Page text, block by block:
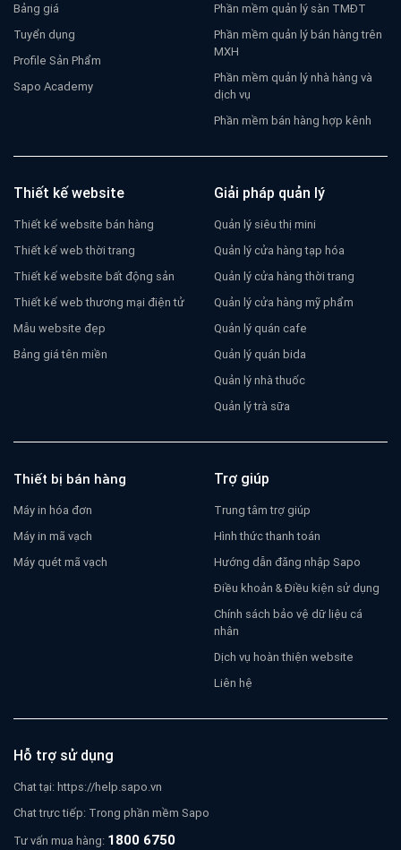
Bảng giá
Tuyển dụng
Profile Sản Phẩm
Sapo Academy
Phần mềm quản lý sàn TMĐT
Phần mềm quản lý bán hàng trên
MXH
Phần mềm quản lý nhà hàng và
dịch vụ
Phần mềm bán hàng hợp kênh
Thiết kế website
Thiết kế website bán hàng
Thiết kế web thời trang
Thiết kế website bất động sản
Thiết kế web thương mại điện tử
Mẫu website đẹp
Bảng giá tên miền
Giải pháp quản lý
Quản lý siêu thị mini
Quản lý cửa hàng tạp hóa
Quản lý cửa hàng thời trang
Quản lý cửa hàng mỹ phẩm
Quản lý quán cafe
Quản lý quán bida
Quản lý nhà thuốc
Quản lý trà sữa
Thiết bị bán hàng
Máy in hóa đơn
Máy in mã vạch
Máy quét mã vạch
Trợ giúp
Trung tâm trợ giúp
Hình thức thanh toán
Hướng dẫn đăng nhập Sapo
Điều khoản & Điều kiện sử dụng
Chính sách bảo vệ dữ liệu cá
nhân
Dịch vụ hoàn thiện website
Liên hệ
Hỗ trợ sử dụng
Chat tại:https://help.sapo.vn
Chat trực tiếp: Trong phần mềm Sapo
Tư vấn mua hàng: 1800 6750